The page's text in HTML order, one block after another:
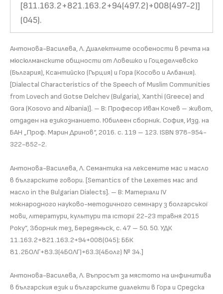
[811.163.2+821.163.2+94(497.2)+008(497-2)]
(045).
Антонова-Василева, Л. Диалектните особености в речта на
мюсюлманските общности от Ловешко и Гоцеделчевско
(България), Ксантийско (Гърция) и Гора (Косово и Албания).
[Dialectal Characteristics of the Speech of Muslim Communities
from Lovech and Gotse Delchev (Bulgaria), Xanthi (Greece) and
Gora (Kosovo and Albania)]. – В: Професор Иван Кочев – живот,
отдаден на езикознанието. Юбилеен сборник. София, Изд. на
БАН „Проф. Марин Дринов“, 2016. с. 119 – 123. ISBN 978-954-
322-852-2.
Антонова-Василева, Л. Семантика на лексемите мас и масло
в българските говори. [Semantics of the Lexemes мас and
масло in the Bulgarian Dialects]. – В: Матерıали IV
мıжнародного науково-методичного семıнару з болгарської
мови, лıтератури, культури та ıсторıї 22-23 травня 2015
Року”, Зборник тез, Бередяньск, с. 47 – 50. 50. УДК
11.163.2+821.163.2+94+008(045); ББК
81.2БОЛГ+83.3(4БОЛГ)+63.3(4Болг) № 34.]
Антонова-Василева, Л. Въпросът за мястото на инфинитива
в българския език и българските диалекти в Гора и Средска